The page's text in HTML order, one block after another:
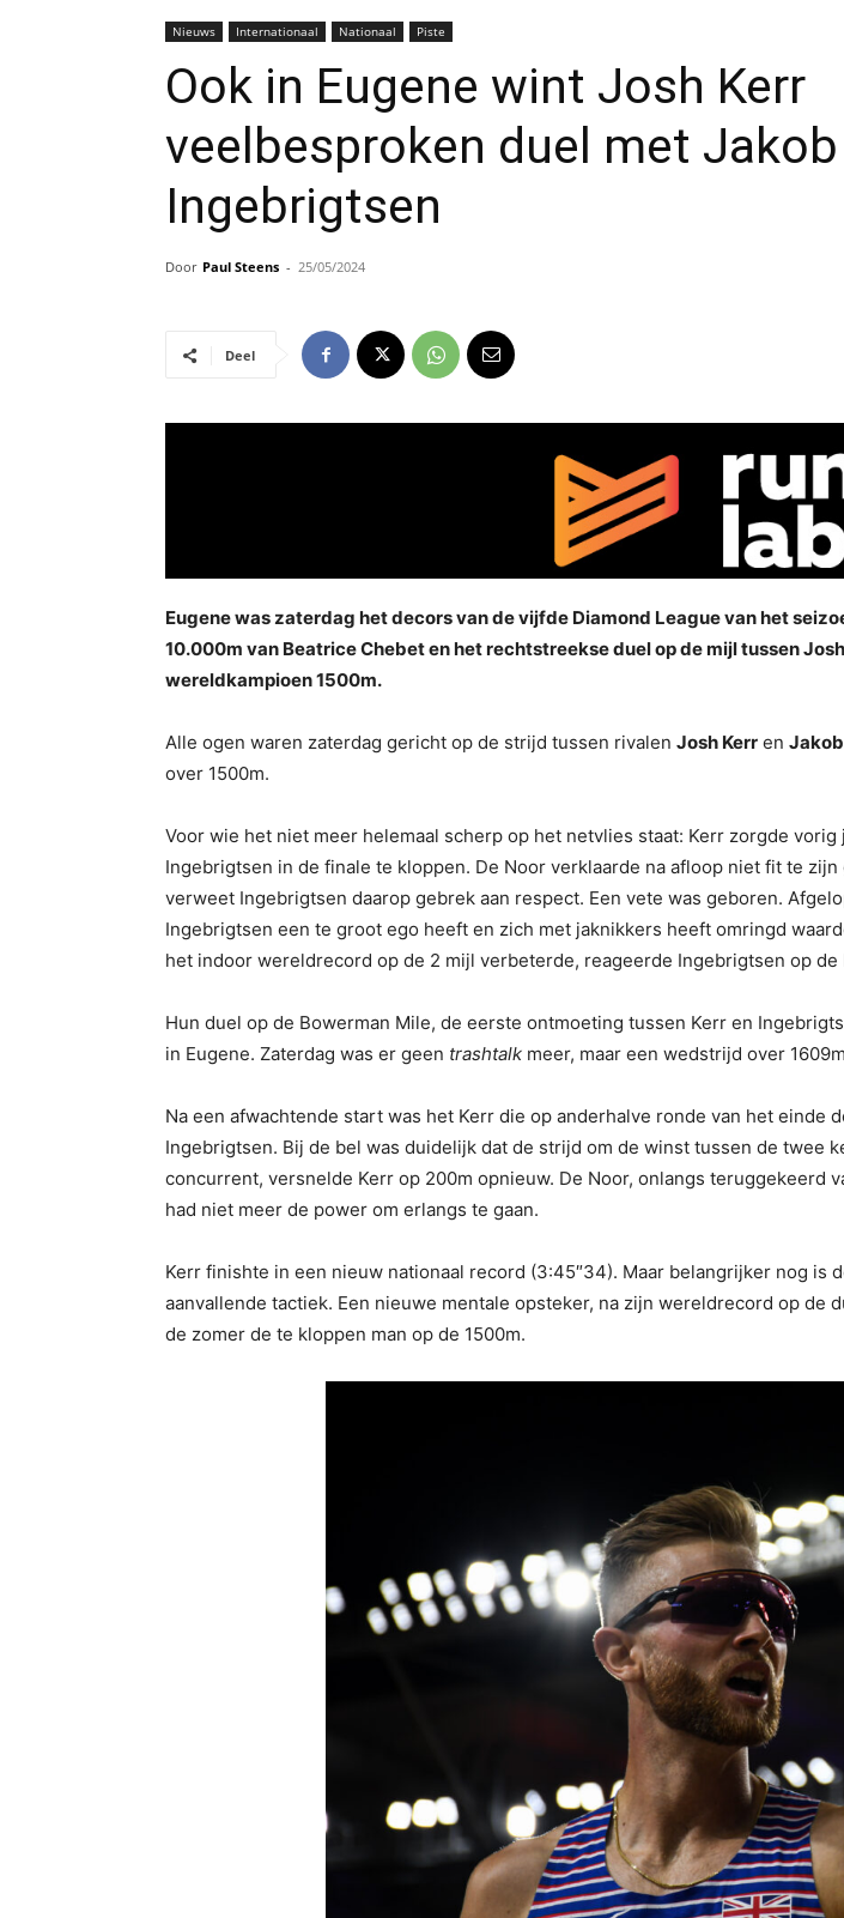
Nieuws Internationaal Nationaal Piste
Ook in Eugene wint Josh Kerr
veelbesproken duel met Jakob
Ingebrigtsen
Door Paul Steens - 25/05/2024
Deel
Eugene was zaterdag het decors van de vijfde Diamond League van het
10.000m van Beatrice Chebet en het rechtstreekse duel op de mijl tussen
wereldkampioen 1500m.
Alle ogen waren zaterdag gericht op de strijd tussen rivalen Josh Kerr en
over 1500m.
Voor wie het niet meer helemaal scherp op het netvlies staat: Kerr zorgde
Ingebrigtsen in de finale te kloppen. De Noor verklaarde na afloop niet fit te zijn
verweet Ingebrigtsen daarop gebrek aan respect. Een vete was geboren.
Ingebrigtsen een te groot ego heeft en zich met jaknikkers heeft omringd
het indoor wereldrecord op de 2 mijl verbeterde, reageerde Ingebrigtsen op
Hun duel op de Bowerman Mile, de eerste ontmoeting tussen Kerr en
in Eugene. Zaterdag was er geen trashtalk meer, maar een wedstrijd over
Na een afwachtende start was het Kerr die op anderhalve ronde van het
Ingebrigtsen. Bij de bel was duidelijk dat de strijd om de winst tussen de twee
concurrent, versnelde Kerr op 200m opnieuw. De Noor, onlangs teruggekeerd
had niet meer de power om erlangs te gaan.
Kerr finishte in een nieuw nationaal record (3:45″34). Maar belangrijker nog is
aanvallende tactiek. Een nieuwe mentale opsteker, na zijn wereldrecord op
de zomer de te kloppen man op de 1500m.